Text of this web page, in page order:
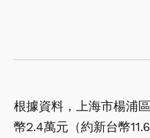
根據資料，上海市楊浦
幣2.4萬元（約新台幣